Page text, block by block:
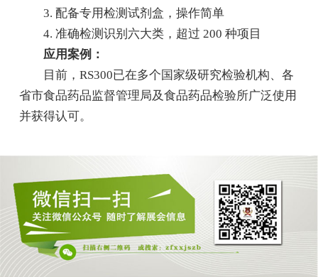
3. 配备专用检测试剂盒，操作简单
4. 准确检测识别六大类，超过 200 种项目
应用案例：
目前，RS300已在多个国家级研究检验机构、各
省市食品药品监督管理局及食品药品检验所广泛使用
并获得认可。